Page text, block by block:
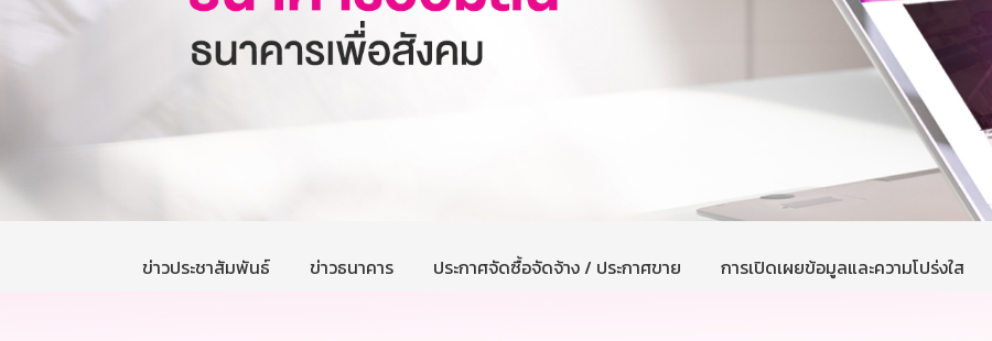
ข่าวประชาสัมพันธ์ ข่าวธนาคาร ประกาศจัดซื้อจัดจ้าง / ประกาศขาย การเปิดเผยข้อมูลและความโปร่งใส